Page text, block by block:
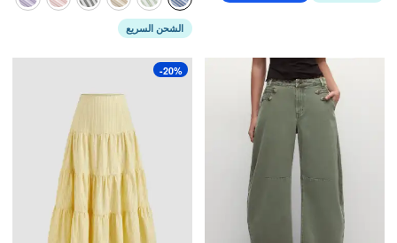
الشحن السريع
-20%